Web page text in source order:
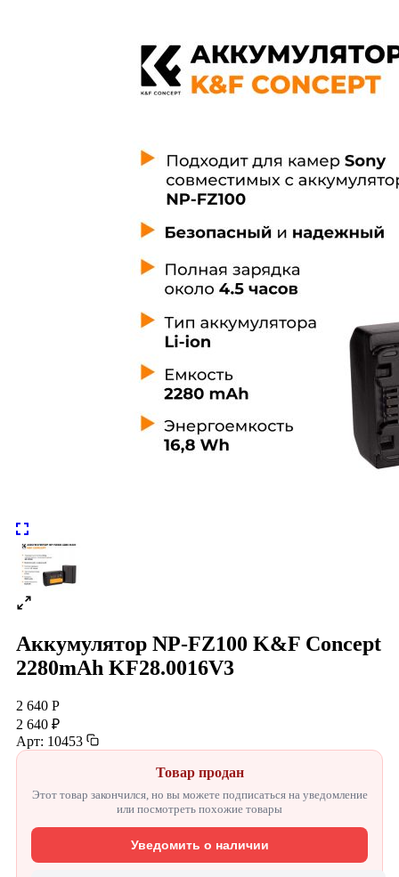
Аккумулятор NP-FZ100 K&F Concept
2280mAh KF28.0016V3
2 640 Р
2 640 ₽
Арт: 10453
Товар продан
Этот товар закончился, но вы можете подписаться на уведомление
или посмотреть похожие товары
Уведомить о наличии